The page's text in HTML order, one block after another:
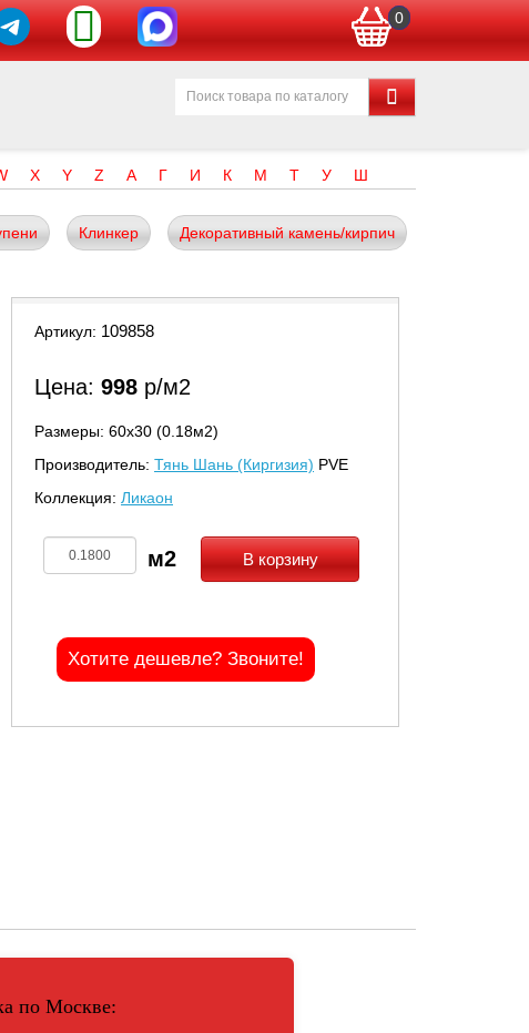
0
X Y Z А Г И К М Т У Ш
Клинкер Декоративный камень/кирпич
Артикул: 109858
Цена: 998 р/м2
Размеры: 60х30 (0.18м2)
Производитель: Тянь Шань (Киргизия) PVE
Коллекция: Ликаон
В корзину
Хотите дешевле? Звоните!
по Москве: